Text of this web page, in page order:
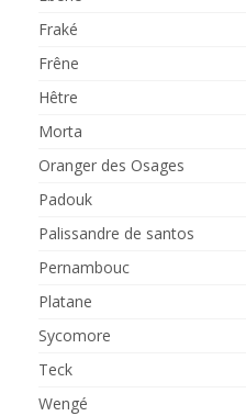
Fraké
Frêne
Hêtre
Morta
Oranger des Osages
Padouk
Palissandre de santos
Pernambouc
Platane
Sycomore
Teck
Wengé